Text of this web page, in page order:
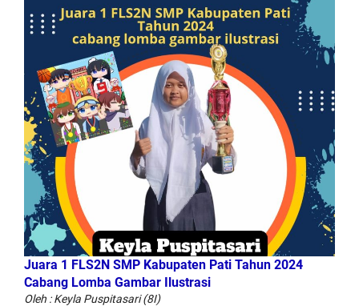
Juara 1 FLS2N SMP Kabupaten Pati Tahun 2024
Cabang Lomba Gambar Ilustrasi
Oleh : Keyla Puspitasari (8I)